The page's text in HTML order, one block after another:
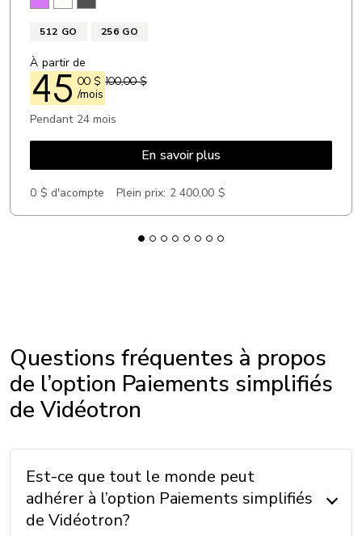
512 GO 256 GO
À partir de
45 00 $
/mois
100,00 $
Pendant 24 mois
En savoir plus
0 $ d'acompte Plein prix: 2 400,00 $
Questions fréquentes à propos
de l’option Paiements simplifiés
de Vidéotron
Est-ce que tout le monde peut
adhérer à l’option Paiements simplifiés
de Vidéotron?